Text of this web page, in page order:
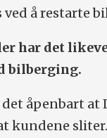
å restarte
har det
bilberging.
det åpenbart
kundene